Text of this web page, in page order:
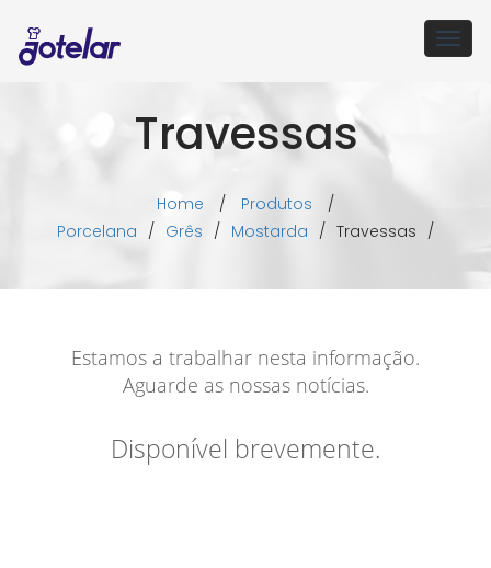
Travessas
Home / Produtos
/
Porcelana / Grês / Mostarda / Travessas /
Estamos a trabalhar nesta informação.
Aguarde as nossas notícias.
Disponível brevemente.